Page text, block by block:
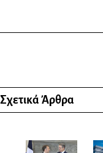
Σχετικά Άρθρα